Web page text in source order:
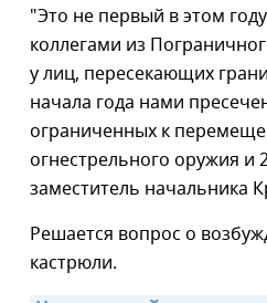
"Это не первый в этом
коллегами из
у лиц, пересекающих
начала года нами
ограниченных к
огнестрельного оружия
заместитель начальника
Решается вопрос о
кастрюли.